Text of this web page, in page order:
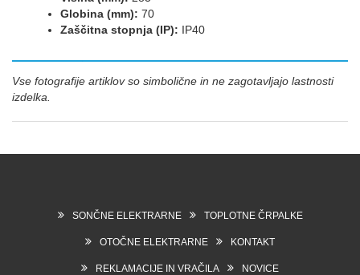
Globina (mm): 70
Zaščitna stopnja (IP): IP40
Vse fotografije artiklov so simbolične in ne zagotavljajo lastnosti
izdelka.
SONČNE ELEKTRARNE TOPLOTNE ČRPALKE
OTOČNE ELEKTRARNE KONTAKT
REKLAMACIJE IN VRAČILA NOVICE